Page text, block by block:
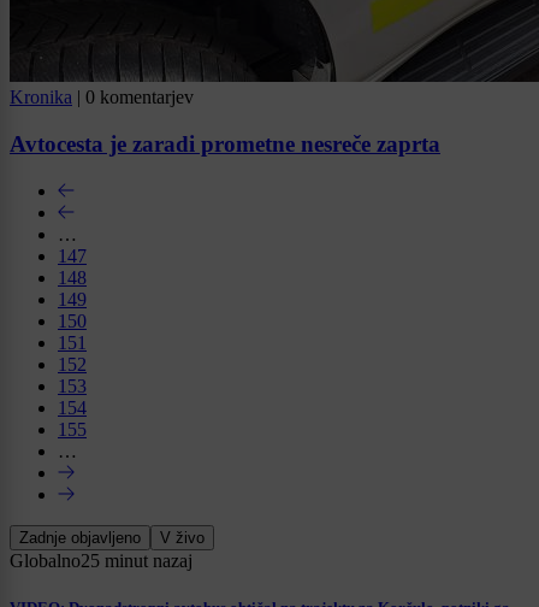
Kronika | 0 komentarjev
Avtocesta je zaradi prometne nesreče zaprta
…
147
148
149
150
151
152
153
154
155
…
Zadnje objavljeno V živo
Globalno25 minut nazaj